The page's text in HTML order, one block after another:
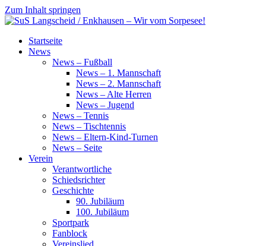
Zum Inhalt springen
SuS
Langscheid
Startseite
News
News – Fußball
News – 1. Mannschaft
News – 2. Mannschaft
News – Alte Herren
News – Jugend
News – Tennis
News – Tischtennis
News – Eltern-Kind-Turnen
News – Seite
Verein
Verantwortliche
Schiedsrichter
Geschichte
90. Jubiläum
100. Jubiläum
Sportpark
Fanblock
Vereinslied